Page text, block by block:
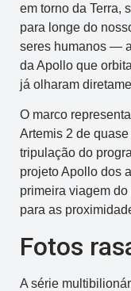
em torno da Terra,
para longe do
seres humanos —
da Apollo que
já olharam
O marco
Artemis 2 de
tripulação do
projeto Apollo dos
primeira viagem
para as
Fotos
A série